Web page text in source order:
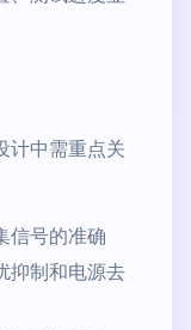
计中需重点关
信号的准确
抑制和电源去